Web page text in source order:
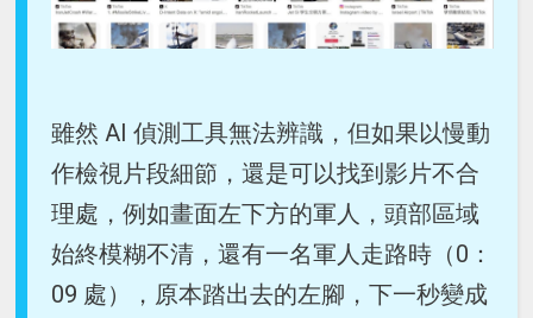
雖然 AI 偵測工具無法辨識，但如果以慢動
作檢視片段細節，還是可以找到影片不合
理處，例如畫面左下方的軍人，頭部區域
始終模糊不清，還有一名軍人走路時（0：
09 處），原本踏出去的左腳，下一秒變成